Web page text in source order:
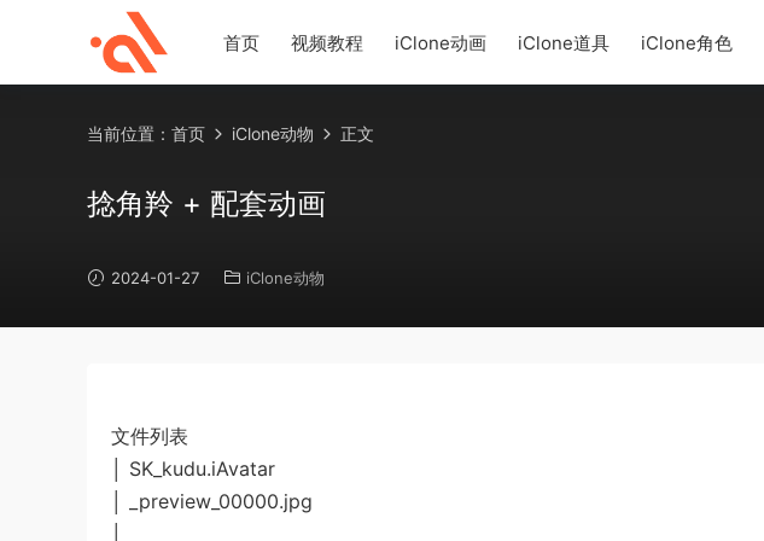
首页 视频教程 iClone动画 iClone道具 iClone角色
当前位置： 首页 iClone动物 正文
捻角羚 + 配套动画
2024-01-27 iClone动物
文件列表
│ SK_kudu.iAvatar
│ _preview_00000.jpg